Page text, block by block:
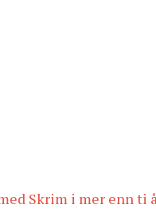
Skrim i mer enn ti